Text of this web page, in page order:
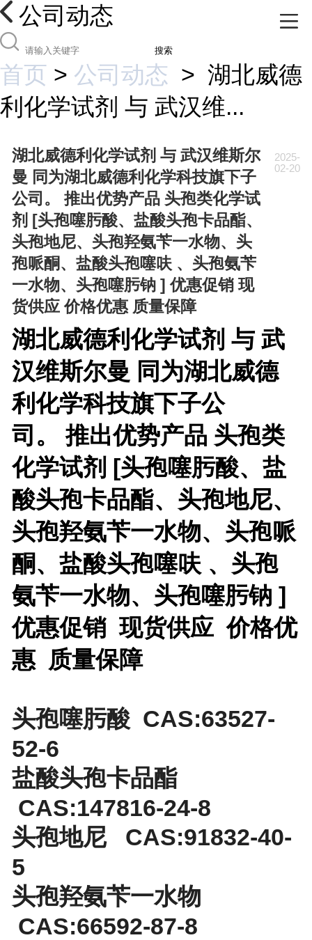
公司动态
搜索
首页 > 公司动态 > 湖北威德
利化学试剂 与 武汉维...
湖北威德利化学试剂 与 武汉维斯尔
曼 同为湖北威德利化学科技旗下子
公司。 推出优势产品 头孢类化学试
剂 [头孢噻肟酸、盐酸头孢卡品酯、
头孢地尼、头孢羟氨苄一水物、头
孢哌酮、盐酸头孢噻呋 、头孢氨苄
一水物、头孢噻肟钠 ] 优惠促销 现
货供应 价格优惠 质量保障
2025-
02-20
湖北威德利化学试剂 与 武
汉维斯尔曼 同为湖北威德
利化学科技旗下子公
司。推出优势产品 头孢类
化学试剂 [头孢噻肟酸、盐
酸头孢卡品酯、头孢地尼、
头孢羟氨苄一水物、头孢哌
酮、盐酸头孢噻呋 、头孢
氨苄一水物、头孢噻肟钠 ]
优惠促销 现货供应 价格优
惠 质量保障
头孢噻肟酸 CAS:63527-
52-6
盐酸头孢卡品酯
CAS:147816-24-8
头孢地尼 CAS:91832-40-
5
头孢羟氨苄一水物
CAS:66592-87-8